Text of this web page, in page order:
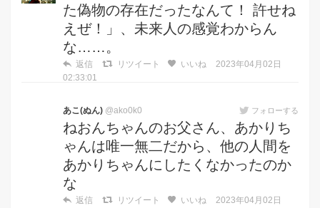
た偽物の存在だったなんて！ 許せね
えぜ！」、未来人の感覚わからん
な……。
返信 リツイート いいね
2023年04月02日
02:33:01
あこ(ぬん) @ako0k0 フォローする
ねおんちゃんのお父さん、あかりち
ゃんは唯一無二だから、他の人間を
あかりちゃんにしたくなかったのか
な
返信 リツイート いいね
2023年04月02日